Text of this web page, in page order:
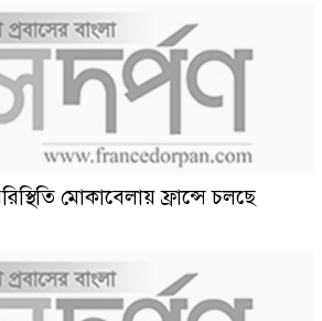
মোকাবেলায় ফ্রান্সে চলছে